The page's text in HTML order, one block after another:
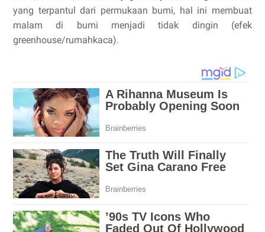
yang terpantul dari permukaan bumi, hal ini membuat
malam di bumi menjadi tidak dingin (efek
greenhouse/rumahkaca).